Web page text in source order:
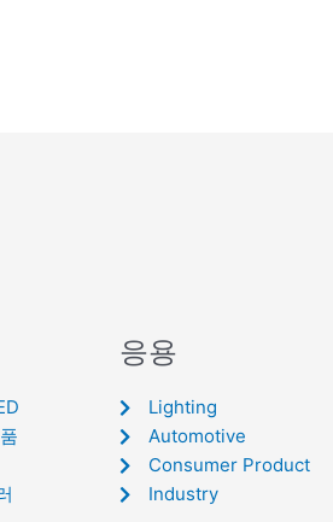
응용
Lighting
Automotive
Consumer Product
Industry